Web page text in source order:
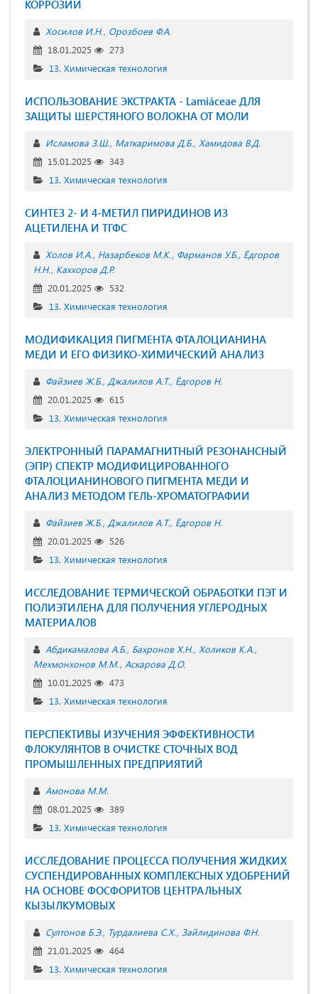
КОРРОЗИИ
Хосилов И.Н. Орозбоев Ф.А.
18.01.2025
273
13. Химическая технология
ИСПОЛЬЗОВАНИЕ ЭКСТРАКТА - Lamiáceae ДЛЯ
ЗАЩИТЫ ШЕРСТЯНОГО ВОЛОКНА ОТ МОЛИ
Исламова З.Ш. Маткаримова Д.Б. Хамидова В.Д.
15.01.2025
343
13. Химическая технология
СИНТЕЗ 2- И 4-МЕТИЛ ПИРИДИНОВ ИЗ
АЦЕТИЛЕНА И ТГФС
Холов И.А. Назарбеков М.К. Фарманов У.Б. Ёдгоров
Н.Н. Каххоров Д.Р.
20.01.2025
532
13. Химическая технология
МОДИФИКАЦИЯ ПИГМЕНТА ФТАЛОЦИАНИНА
МЕДИ И ЕГО ФИЗИКО-ХИМИЧЕСКИЙ АНАЛИЗ
Файзиев Ж.Б. Джалилов А.Т. Ёдгоров Н.
20.01.2025
615
13. Химическая технология
ЭЛЕКТРОННЫЙ ПАРАМАГНИТНЫЙ РЕЗОНАНСНЫЙ
(ЭПР) СПЕКТР МОДИФИЦИРОВАННОГО
ФТАЛОЦИАНИНОВОГО ПИГМЕНТА МЕДИ И
АНАЛИЗ МЕТОДОМ ГЕЛЬ-ХРОМАТОГРАФИИ
Файзиев Ж.Б. Джалилов А.Т. Ёдгоров Н.
20.01.2025
526
13. Химическая технология
ИССЛЕДОВАНИЕ ТЕРМИЧЕСКОЙ ОБРАБОТКИ ПЭТ И
ПОЛИЭТИЛЕНА ДЛЯ ПОЛУЧЕНИЯ УГЛЕРОДНЫХ
МАТЕРИАЛОВ
Абдикамалова А.Б. Бахронов Х.Н. Холиков К.А.
Мехмонхонов М.М. Аскарова Д.О.
10.01.2025
473
13. Химическая технология
ПЕРСПЕКТИВЫ ИЗУЧЕНИЯ ЭФФЕКТИВНОСТИ
ФЛОКУЛЯНТОВ В ОЧИСТКЕ СТОЧНЫХ ВОД
ПРОМЫШЛЕННЫХ ПРЕДПРИЯТИЙ
Амонова М.М.
08.01.2025
389
13. Химическая технология
ИССЛЕДОВАНИЕ ПРОЦЕССА ПОЛУЧЕНИЯ ЖИДКИХ
СУСПЕНДИРОВАННЫХ КОМПЛЕКСНЫХ УДОБРЕНИЙ
НА ОСНОВЕ ФОСФОРИТОВ ЦЕНТРАЛЬНЫХ
КЫЗЫЛКУМОВЫХ
Султонов Б.Э. Турдалиева С.Х. Зайлидинова Ф.Н.
21.01.2025
464
13. Химическая технология